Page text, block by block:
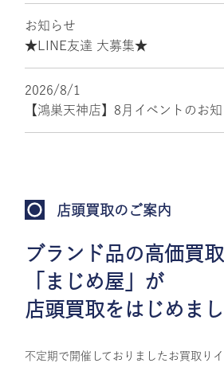
お知らせ
★LINE友達 大募集★
2026/8/1
【鴻巣天神店】8月イベントのお
店頭買取のご案内
ブランド品の高価買
「まじめ屋」が
店頭買取をはじめまし
不定期で開催しておりましたお買取り